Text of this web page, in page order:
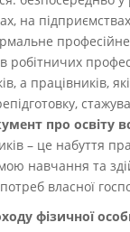
на
робітничих
а працівників,
про освіту
– це набуття
навчання та
власної
фізичної